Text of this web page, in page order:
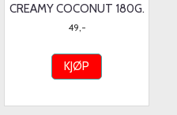
CREAMY COCONUT 180G.
49,-
KJØP